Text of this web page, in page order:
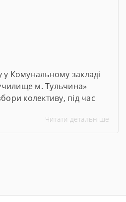
Комунальному закладі
м. Тульчина»
колективу, під час
роботи за 2025–
Читати детальніше